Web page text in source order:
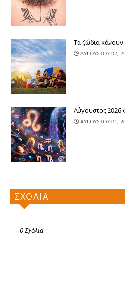
Τα ζώδια κάνουν
ΑΥΓΟΥΣΤΟΥ 02,
Αύγουστος 2026
ΑΥΓΟΥΣΤΟΥ 01,
ΣΧΟΛΙΑ
0 Σχόλια